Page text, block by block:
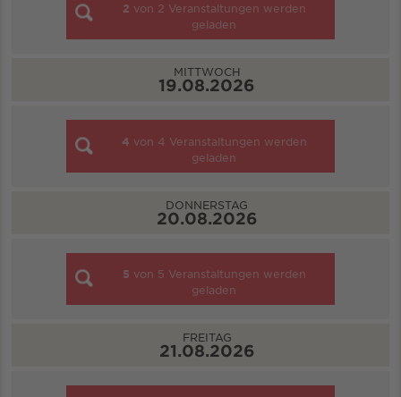
2 von 2 Veranstaltungen werden
geladen
MITTWOCH
19.08.2026
4 von 4 Veranstaltungen werden
geladen
DONNERSTAG
20.08.2026
5 von 5 Veranstaltungen werden
geladen
FREITAG
21.08.2026